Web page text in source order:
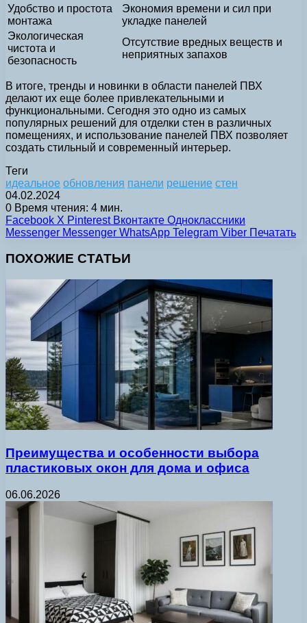
Удобство и простота
монтажа
Экономия времени и сил при
укладке панелей
Экологическая
чистота и
безопасность
Отсутствие вредных веществ и
неприятных запахов
В итоге, тренды и новинки в области панелей ПВХ
делают их еще более привлекательными и
функциональными. Сегодня это одно из самых
популярных решений для отделки стен в различных
помещениях, и использование панелей ПВХ позволяет
создать стильный и современный интерьер.
Теги
идеальное обновления панели решение стен
04.02.2024
0 Время чтения: 4 мин.
Facebook X Pinterest Вконтакте Одноклассники
Messenger Messenger WhatsApp Telegram Viber Печатать
ПОХОЖИЕ СТАТЬИ
Преимущества и особенности выбора
пластиковых окон для дома и офиса
06.06.2026